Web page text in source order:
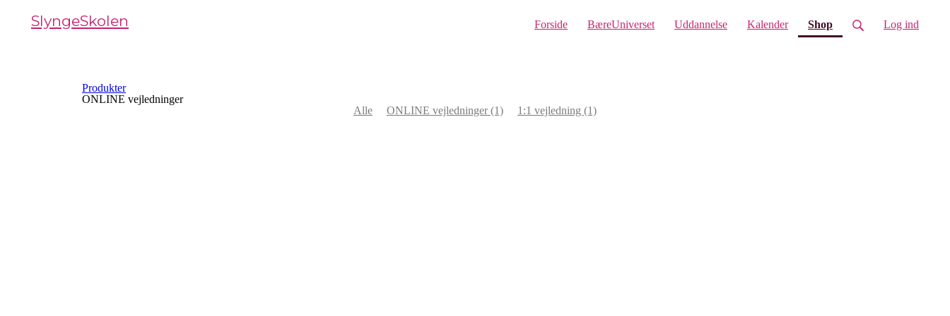
SlyngeSkolen Forside BæreUniverset Uddannelse Kalender Shop(current) Log ind
Produkter
ONLINE vejledninger
Alle
ONLINE vejledninger(1) 1:1 vejledning (1)